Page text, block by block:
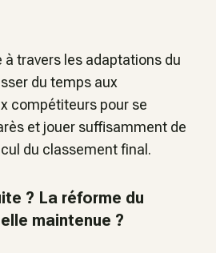
à travers les adaptations du
du temps aux
compétiteurs pour se
et jouer suffisamment de
du classement final.
? La réforme du
maintenue ?